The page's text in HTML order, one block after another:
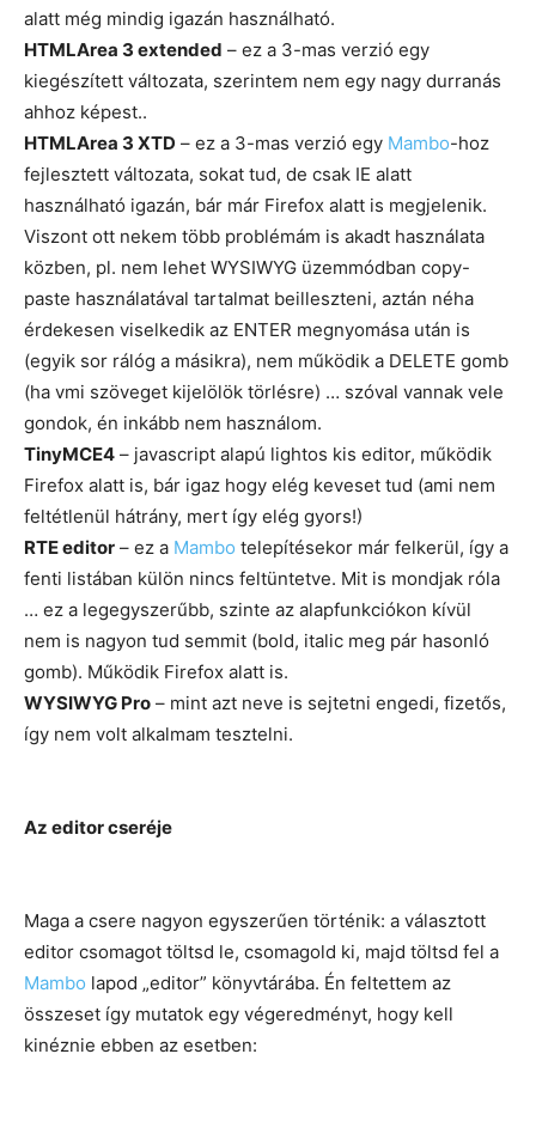
alatt még mindig igazán használható.
HTMLArea 3 extended – ez a 3-mas verzió egy
kiegészített változata, szerintem nem egy nagy durranás
ahhoz képest..
HTMLArea 3 XTD – ez a 3-mas verzió egy Mambo-hoz
fejlesztett változata, sokat tud, de csak IE alatt
használható igazán, bár már Firefox alatt is megjelenik.
Viszont ott nekem több problémám is akadt használata
közben, pl. nem lehet WYSIWYG üzemmódban copy-
paste használatával tartalmat beilleszteni, aztán néha
érdekesen viselkedik az ENTER megnyomása után is
(egyik sor rálóg a másikra), nem működik a DELETE gomb
(ha vmi szöveget kijelölök törlésre) … szóval vannak vele
gondok, én inkább nem használom.
TinyMCE4 – javascript alapú lightos kis editor, működik
Firefox alatt is, bár igaz hogy elég keveset tud (ami nem
feltétlenül hátrány, mert így elég gyors!)
RTE editor – ez a Mambo telepítésekor már felkerül, így a
fenti listában külön nincs feltüntetve. Mit is mondjak róla
… ez a legegyszerűbb, szinte az alapfunkciókon kívül
nem is nagyon tud semmit (bold, italic meg pár hasonló
gomb). Működik Firefox alatt is.
WYSIWYG Pro – mint azt neve is sejtetni engedi, fizetős,
így nem volt alkalmam tesztelni.
Az editor cseréje
Maga a csere nagyon egyszerűen történik: a választott
editor csomagot töltsd le, csomagold ki, majd töltsd fel a
Mambo lapod „editor” könyvtárába. Én feltettem az
összeset így mutatok egy végeredményt, hogy kell
kinéznie ebben az esetben: